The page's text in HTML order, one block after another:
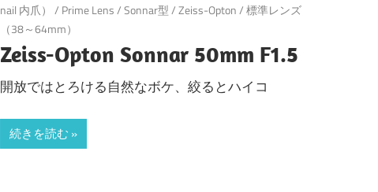
nail 内爪） / Prime Lens/Sonnar型/Zeiss-Opton/標準レンズ
（38～64mm）
Zeiss-Opton Sonnar 50mm F1.5
開放ではとろける自然なボケ、絞るとハイコ
続きを読む